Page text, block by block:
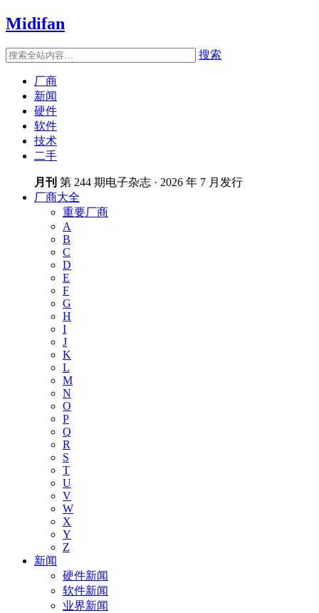
Midifan
搜索
厂商
新闻
硬件
软件
技术
二手
月刊 第 244 期电子杂志 · 2026 年 7 月发行
厂商大全
重要厂商
A
B
C
D
E
F
G
H
I
J
K
L
M
N
O
P
Q
R
S
T
U
V
W
X
Y
Z
新闻
硬件新闻
软件新闻
业界新闻